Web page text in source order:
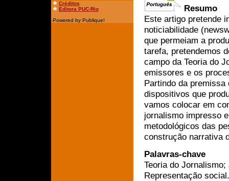
Créditos
Editora PUC-Rio
Powered by Publique!
Resumo
Este artigo pretende
noticiabilidade
que permeiam a
tarefa, pretendemos
campo da Teoria do
emissores e os
Partindo da
dispositivos que
vamos colocar em
jornalismo impresso
metodológicos das
construção narrativa
Palavras-chave
Teoria do
Representação social.